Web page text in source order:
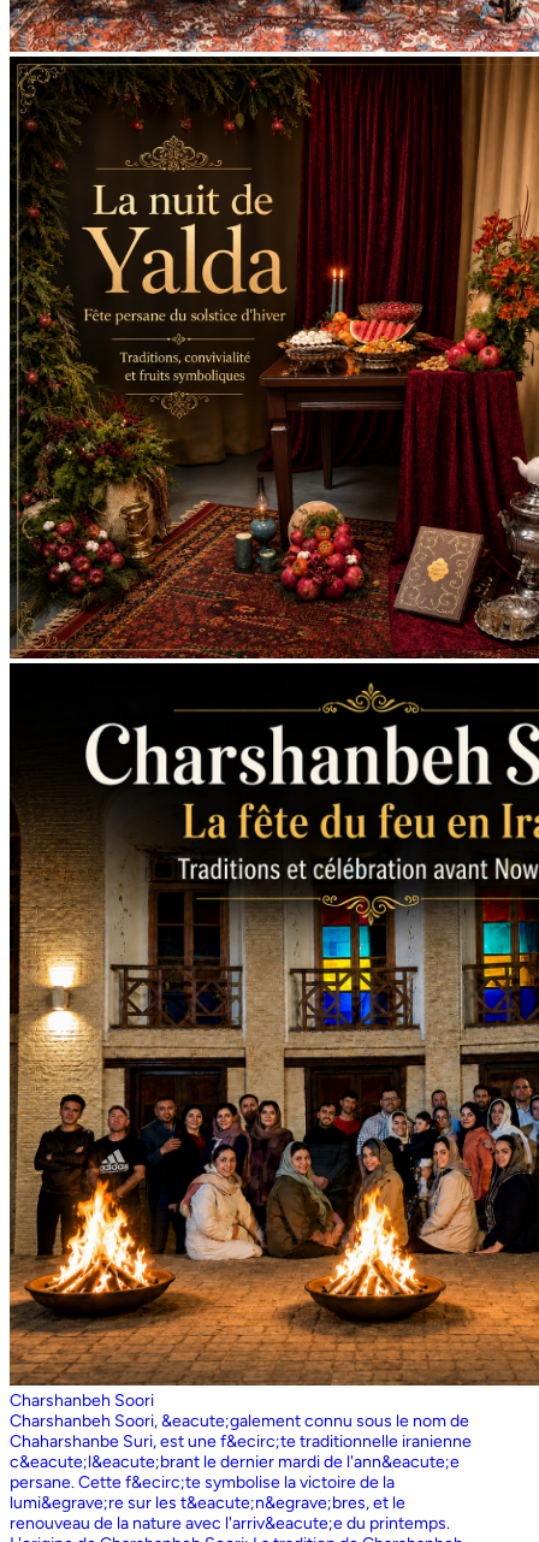
Charshanbeh Soori
Charshanbeh Soori, &eacute;galement connu sous le nom de
Chaharshanbe Suri, est une f&ecirc;te traditionnelle iranienne
c&eacute;l&eacute;brant le dernier mardi de l'ann&eacute;e
persane. Cette f&ecirc;te symbolise la victoire de la
lumi&egrave;re sur les t&eacute;n&egrave;bres, et le
renouveau de la nature avec l'arriv&eacute;e du printemps.